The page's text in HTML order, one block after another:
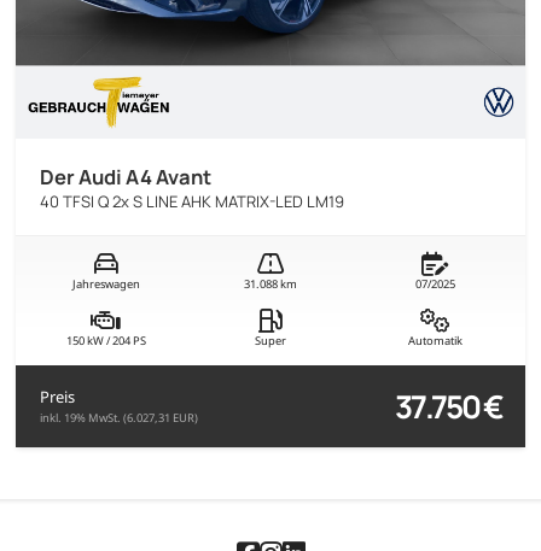
Der Audi A4 Avant
40 TFSI Q 2x S LINE AHK MATRIX-LED LM19
Jahreswagen 31.088 km 07/2025
150 kW / 204 PS Super Automatik
Preis
inkl. 19% MwSt. (6.027,31 EUR) 37.750 €